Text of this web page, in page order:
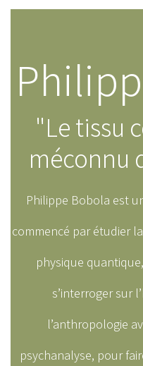
"Le tissu
méconnu
Philippe Bobola est
commencé par étudier
physique
s’interroger sur
l’anthropologie
psychanalyse, pour